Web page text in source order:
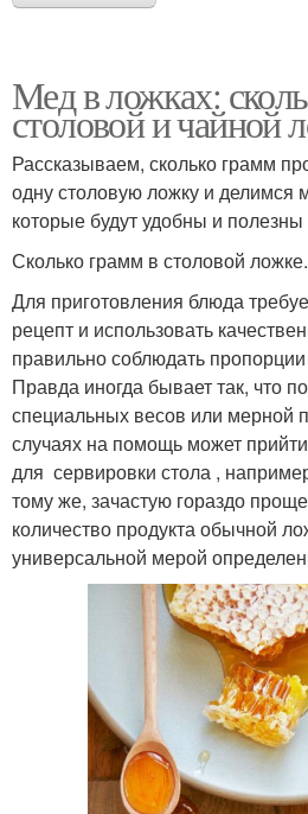
Мед в ложках:
столовой и чайной
Рассказываем, сколько грамм
одну столовую ложку и делимся
которые будут удобны и
Сколько грамм в столовой
Для приготовления блюда
рецепт и использовать
правильно соблюдать
Правда иногда бывает так, что
специальных весов или мерной
случаях на помощь может
для сервировки стола ,
тому же, зачастую гораздо
количество продукта обычной
универсальной мерой